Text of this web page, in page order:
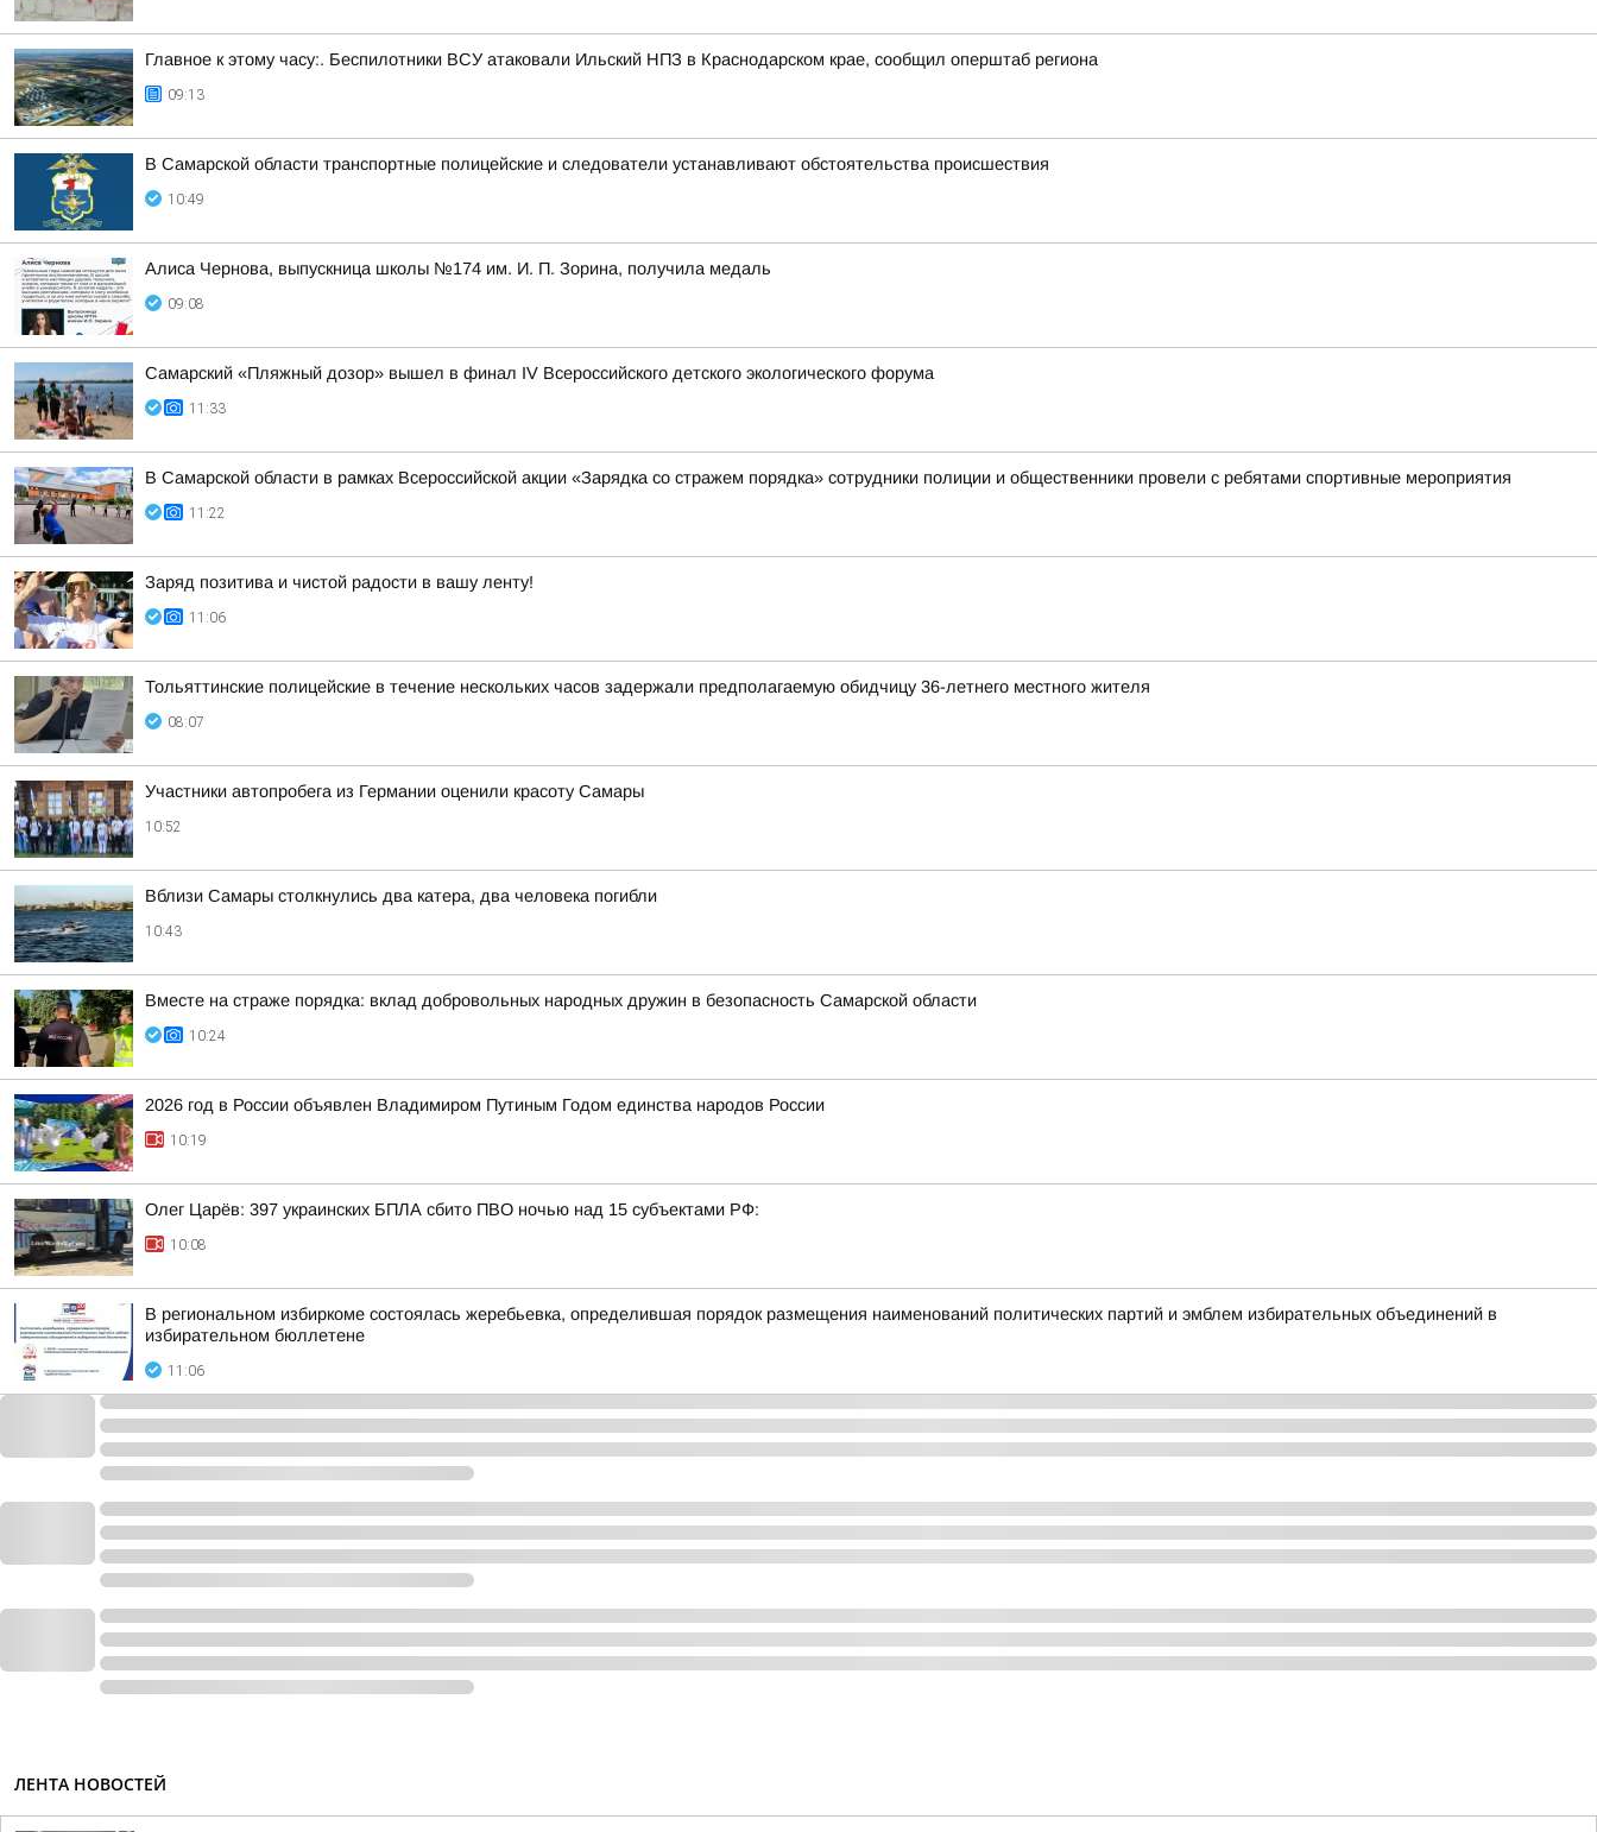
Главное к этому часу:. Беспилотники ВСУ атаковали Ильский НПЗ в Краснодарском крае, сообщил оперштаб региона
09:13
В Самарской области транспортные полицейские и следователи устанавливают обстоятельства происшествия
10:49
Алиса Чернова, выпускница школы №174 им. И. П. Зорина, получила медаль
09:08
Самарский «Пляжный дозор» вышел в финал IV Всероссийского детского экологического форума
11:33
В Самарской области в рамках Всероссийской акции «Зарядка со стражем порядка» сотрудники полиции и общественники провели с ребятами спортивные мероприятия
11:22
Заряд позитива и чистой радости в вашу ленту!
11:06
Тольяттинские полицейские в течение нескольких часов задержали предполагаемую обидчицу 36-летнего местного жителя
08:07
Участники автопробега из Германии оценили красоту Самары
10:52
Вблизи Самары столкнулись два катера, два человека погибли
10:43
Вместе на страже порядка: вклад добровольных народных дружин в безопасность Самарской области
10:24
2026 год в России объявлен Владимиром Путиным Годом единства народов России
10:19
Олег Царёв: 397 украинских БПЛА сбито ПВО ночью над 15 субъектами РФ:
10:08
В региональном избиркоме состоялась жеребьевка, определившая порядок размещения наименований политических партий и эмблем избирательных объединений в
избирательном бюллетене
11:06
ЛЕНТА НОВОСТЕЙ